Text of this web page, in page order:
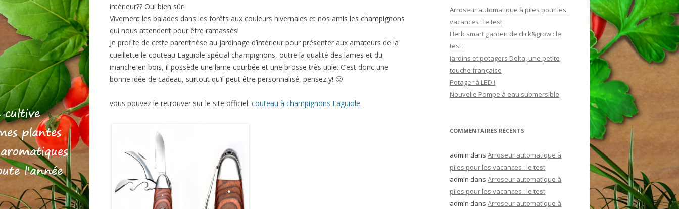
intérieur?? Oui bien sûr!
Vivement les balades dans les forêts aux couleurs hivernales et nos amis les champignons
qui nous attendent pour être ramassés!
Je profite de cette parenthèse au jardinage d’intérieur pour présenter aux amateurs de la
cueillette le couteau Laguiole spécial champignons, outre la qualité des lames et du
manche en bois, il possède une lame courbée et une brosse très utile. C’est donc une
bonne idée de cadeau, surtout qu’il peut être personnalisé, pensez y! 🙂
vous pouvez le retrouver sur le site officiel: couteau à champignons Laguiole
Arroseur automatique à piles pour les
vacances : le test
Herb smart garden de click&grow : le
test
Jardins et potagers Delta, une petite
touche française
Potager à LED !
Nouvelle Pompe à eau submersible
COMMENTAIRES RÉCENTS
admin dansArroseur automatique à
piles pour les vacances : le test
admin dansArroseur automatique à
piles pour les vacances : le test
admin dansArroseur automatique à